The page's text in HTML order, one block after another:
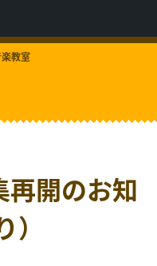
教室
再開のお知